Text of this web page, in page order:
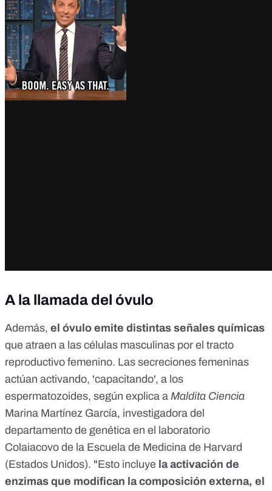
A la llamada del óvulo
Además, el óvulo emite distintas señales químicas
que atraen a las células masculinas por el tracto
reproductivo femenino. Las secreciones femeninas
actúan activando, 'capacitando', a los
espermatozoides, según explica a Maldita Ciencia
Marina Martínez García, investigadora del
departamento de genética en el laboratorio
Colaiacovo de la Escuela de Medicina de Harvard
(Estados Unidos). "Esto incluye la activación de
enzimas que modifican la composición externa, el